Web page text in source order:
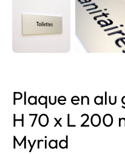
Plaque en
H 70 x L 200
Myriad